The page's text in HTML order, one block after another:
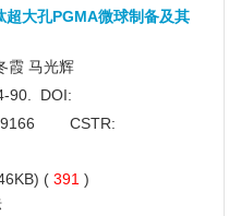
超大孔PGMA微球制备及其
霞 马光辉
90. DOI:
CSTR:
( 391 )